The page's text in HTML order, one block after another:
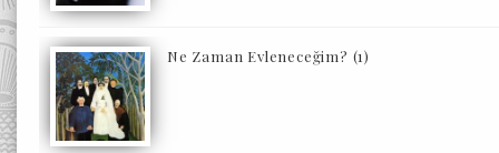
Ne Zaman Evleneceğim? (1)